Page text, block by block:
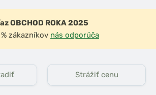
OBCHOD ROKA 2025
zákazníkov nás odporúča
Strážiť cenu